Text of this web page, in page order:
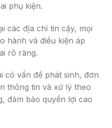
phụ kiện.
các địa chỉ tin cậy, mọi
hành và điều kiện áp
rõ ràng.
có vấn đề phát sinh, đơn
thông tin và xử lý theo
đảm bảo quyền lợi cao